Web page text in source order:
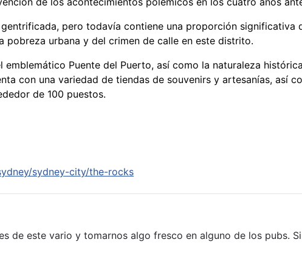
pero todavía contiene una proporción significativa
urbana y del crimen de calle en este distrito.
emblemático Puente del Puerto, así como la naturaleza
con una variedad de tiendas de souvenirs y artesanías, así
de 100 puestos.
sydney-city/the-rocks
de este vario y tomarnos algo fresco en alguno de los pubs.